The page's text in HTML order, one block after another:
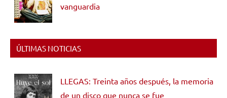
vanguardia
ÚLTIMAS NOTICIAS
LLEGAS: Treinta años después, la memoria
de un disco que nunca se fue